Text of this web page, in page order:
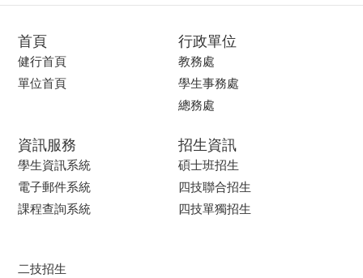
首頁
健行首頁
單位首頁
行政單位
教務處
學生事務處
總務處
資訊服務
學生資訊系統
電子郵件系統
課程查詢系統
招生資訊
碩士班招生
四技聯合招生
四技單獨招生
二技招生